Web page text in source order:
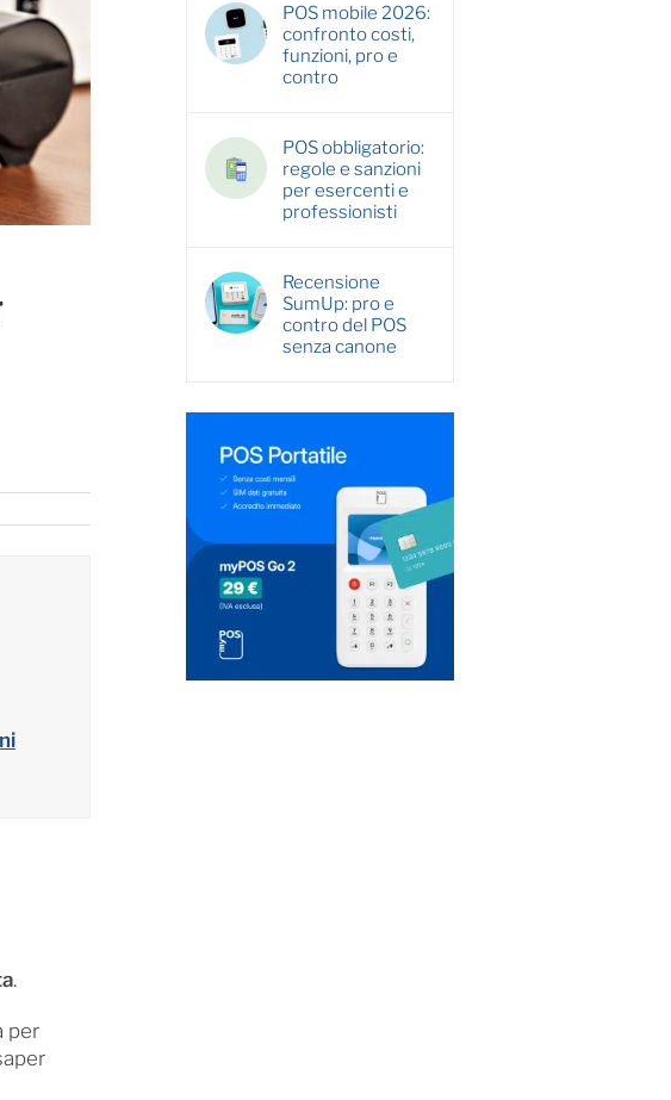
.
per
POS mobile 2026:
confronto costi,
funzioni, pro e
contro
POS obbligatorio:
regole e sanzioni
per esercenti e
professionisti
Recensione
SumUp: pro e
contro del POS
senza canone